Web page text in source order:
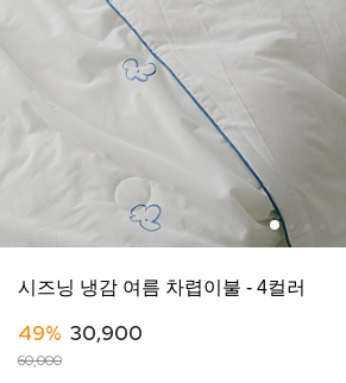
시즈닝 냉감 여름 차렵이불 - 4컬러
49% 30,900
60,000